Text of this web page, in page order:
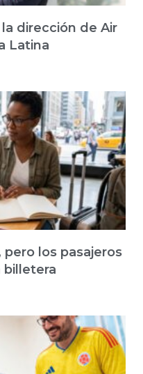
dirección de Air
Latina
pero los pasajeros
billetera